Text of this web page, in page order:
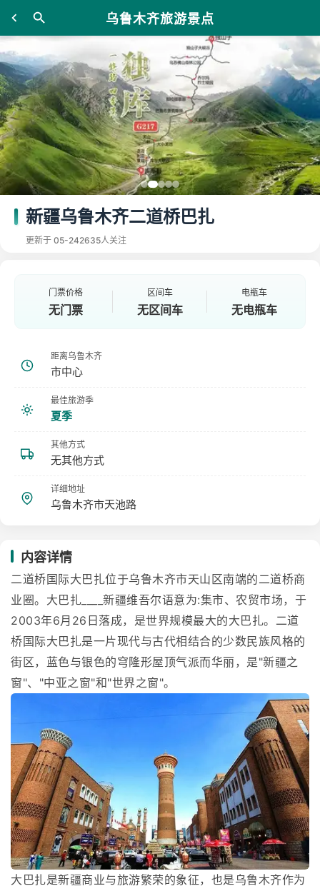
乌鲁木齐旅游景点
新疆乌鲁木齐二道桥巴扎
更新于 05-242635人关注
门票价格
无门票
区间车
无区间车
电瓶车
无电瓶车
距离乌鲁木齐
市中心
最佳旅游季
夏季
其他方式
无其他方式
详细地址
乌鲁木齐市天池路
内容详情
二道桥国际大巴扎位于乌鲁木齐市天山区南端的二道桥商
业圈。大巴扎____新疆维吾尔语意为:集市、农贸市场，于
2003年6月26日落成，是世界规模最大的大巴扎。二道
桥国际大巴扎是一片现代与古代相结合的少数民族风格的
街区，蓝色与银色的穹隆形屋顶气派而华丽，是"新疆之
窗"、"中亚之窗"和"世界之窗"。
大巴扎是新疆商业与旅游繁荣的象征，也是乌鲁木齐作为